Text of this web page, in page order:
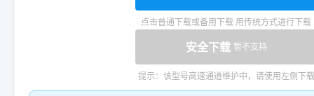
点击普通下载或备用下载 用传统方式进行下载
安全下载 暂不支持
提示：该型号高速通道维护中，请使用左侧下载